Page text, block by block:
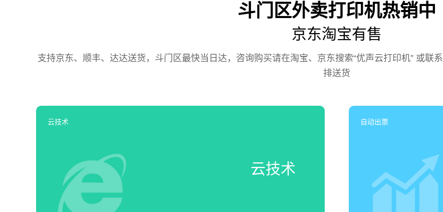
斗门区外卖打印机热销中
京东淘宝有售
支持京东、顺丰、达达送货，斗门区最快当日达，咨询购买请在淘宝、京东搜索“优声云打印机” 或联
排送货
云技术
云技术
自动出票